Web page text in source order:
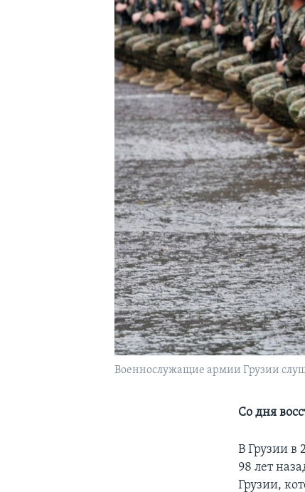
Военнослужащие армии Грузии
Со дня
В Грузии в
98 лет
Грузии,